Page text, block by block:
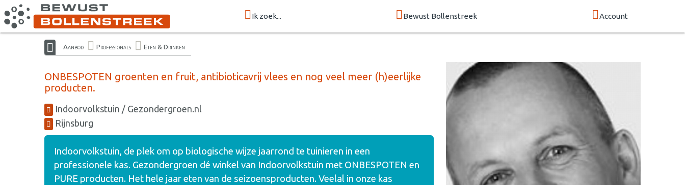
Ik zoek... Bewust Bollenstreek Account
Aanbod Professionals Eten & Drinken
ONBESPOTEN groenten en fruit, antibioticavrij vlees en nog veel meer (h)eerlijke
producten.
Indoorvolkstuin / Gezondergroen.nl
Rijnsburg
Indoorvolkstuin, de plek om op biologische wijze jaarrond te tuinieren in een
professionele kas. Gezondergroen dé winkel van Indoorvolkstuin met ONBESPOTEN en
PURE producten. Het hele jaar eten van de seizoensproducten. Veelal in onze kas